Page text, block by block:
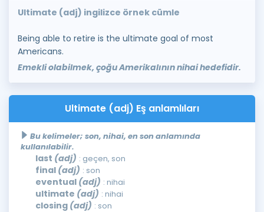
Ultimate (adj) ingilizce örnek cümle
Being able to retire is the ultimate goal of most
Americans.
Emekli olabilmek, çoğu Amerikalının nihai hedefidir.
Ultimate (adj) Eş anlamlıları
Bu kelimeler; son, nihai, en son anlamında
kullanılabilir.
last (adj) : geçen, son
final (adj) : son
eventual (adj) : nihai
ultimate (adj) : nihai
closing (adj) : son